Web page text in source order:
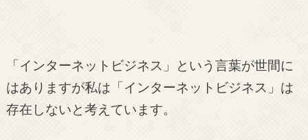
「インターネットビジネス」という言葉が世間に
はありますが私は「インターネットビジネス」は
存在しないと考えています。